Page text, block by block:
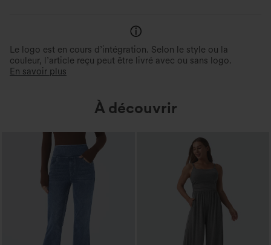
Le logo est en cours d’intégration. Selon le style ou la
couleur, l’article reçu peut être livré avec ou sans logo.
En savoir plus
À découvrir